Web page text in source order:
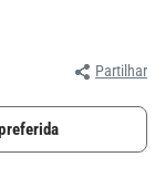
Partilhar